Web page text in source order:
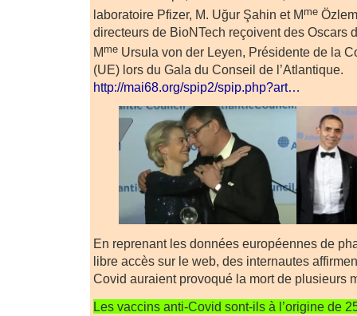
laboratoire Pfizer, M. Uğur Şahin et Mme
directeurs de BioNTech reçoivent des Oscars
Mme Ursula von der Leyen, Présidente de la
(UE) lors du Gala du Conseil de l’Atlantique.
http://mai68.org/spip2/spip.php?art…
En reprenant les données européennes de
libre accès sur le web, des internautes
Covid auraient provoqué la mort de plusieurs
Les vaccins anti-Covid sont-ils à l’origine de